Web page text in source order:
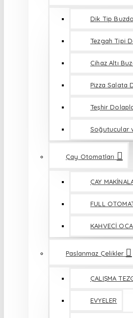
Dik Tip
Tezgah Tipi
Cihaz Altı
Pizza Salata
Teşhir
Soğutucular
Çay Otomatları
ÇAY
FULL
KAHVECİ
Paslanmaz Çelikler
ÇALIŞMA
EVYELER